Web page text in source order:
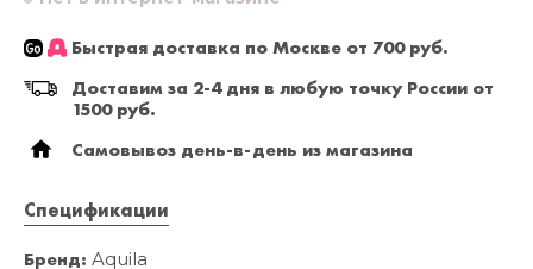
Быстрая доставка по Москве от 700 руб.
Доставим за 2-4 дня в любую точку России от
1500 руб.
Самовывоз день-в-день из магазина
Спецификации
Бренд: Aquila